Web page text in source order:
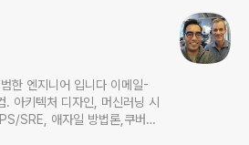
한 엔지니어 입니다 이메일-
아키텍처 디자인, 머신러닝 시
SRE, 애자일 방법론,쿠버네